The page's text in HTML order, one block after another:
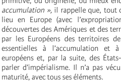
accumulation », il rappelle que, tout
lieu en Europe (avec
découvertes des Amériques et des
par les Européens des territoires
essentielles à l’accumulation et
européens et, par la suite, des
parler d’impérialisme. Il n’a pas
maturité, avec tous ses éléments.